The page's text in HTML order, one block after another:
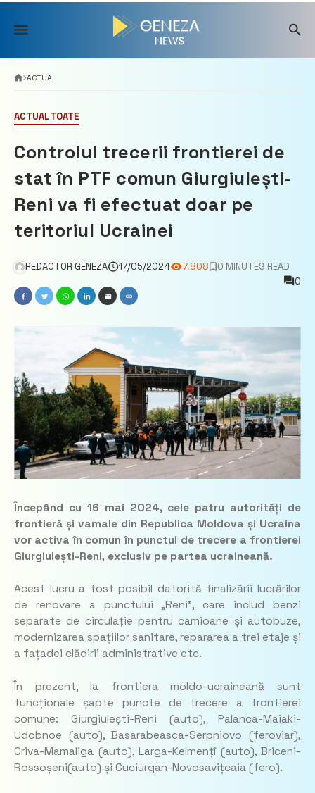
Skip
content
ACTUAL
ACTUALTOATE
Controlul trecerii frontierei de
stat în PTF comun Giurgiulești-
Reni va fi efectuat doar pe
teritoriul Ucrainei
REDACTOR GENEZA 17/05/2024 7.808
0 MINUTES READ
0
Începând cu 16 mai 2024, cele patru autorități de
frontieră și vamale din Republica Moldova și Ucraina
vor activa în comun în punctul de trecere a frontierei
Giurgiulești-Reni, exclusiv pe partea ucraineană.
Acest lucru a fost posibil datorită finalizării lucrărilor
de renovare a punctului „Reni”, care includ benzi
separate de circulație pentru camioane și autobuze,
modernizarea spațiilor sanitare, repararea a trei etaje și
a fațadei clădirii administrative etc.
În prezent, la frontiera moldo-ucraineană sunt
funcționale șapte puncte de trecere a frontierei
comune: Giurgiulești-Reni (auto), Palanca-Maiaki-
Udobnoe (auto), Basarabeasca-Serpniovo (feroviar),
Criva-Mamaliga (auto), Larga-Kelmențî (auto), Briceni-
Rossoșeni(auto) și Cuciurgan-Novosavițcaia (fero).